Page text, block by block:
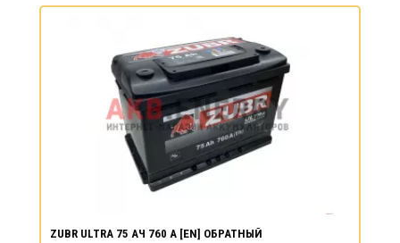
ZUBR ULTRA 75 АЧ 760 А [EN] ОБРАТНЫЙ